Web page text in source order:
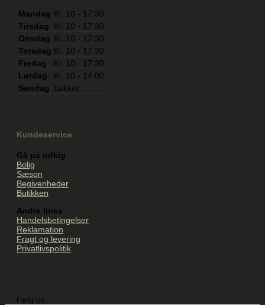
Mandag Kl. 10 - 17:30
Tirsdag
Kl. 10 - 17:30
Onsdag Kl. 10 - 17:30
Torsdag Kl. 10 - 17:30
Fredag
Kl. 10 - 17:30
Lørdag
Kl. 10 - 14:00
Søndag
Lukket
Kundeservice
Gå på udkig
Bolig
Sæson
Begivenheder
Butikken
Andre links
Handelsbetingelser
Reklamation
Fragt og levering
Privatlivspolitik
Følg os